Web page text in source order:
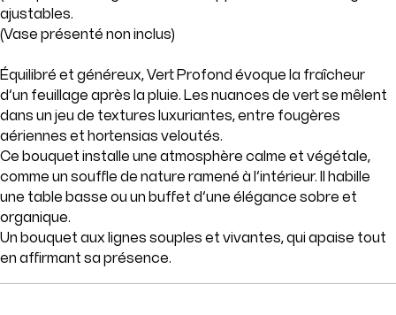
ajustables.
(Vase présenté non inclus)
Équilibré et généreux, Vert Profond évoque la fraîcheur
d’un feuillage après la pluie. Les nuances de vert se mêlent
dans un jeu de textures luxuriantes, entre fougères
aériennes et hortensias veloutés.
Ce bouquet installe une atmosphère calme et végétale,
comme un souffle de nature ramené à l’intérieur. Il habille
une table basse ou un buffet d’une élégance sobre et
organique.
Un bouquet aux lignes souples et vivantes, qui apaise tout
en affirmant sa présence.